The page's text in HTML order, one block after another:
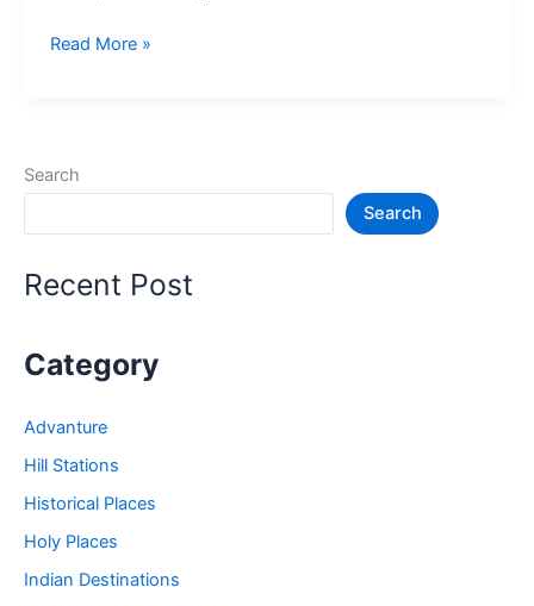
Top
घूमने
Banaras
Places
Read More »
Search
Search
Recent Post
Category
Advanture
Hill Stations
Historical Places
Holy Places
Indian Destinations